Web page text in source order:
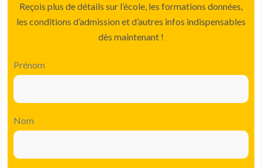
Reçois plus de détails sur l’école, les formations données,
les conditions d’admission et d’autres infos indispensables
dès maintenant !
Prénom
Nom